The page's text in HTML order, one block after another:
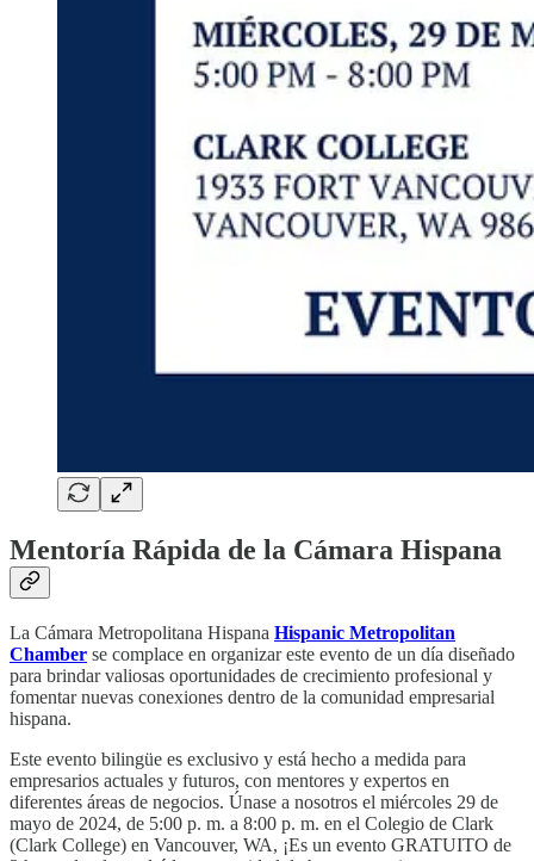
Mentoría Rápida de la Cámara Hispana
La Cámara Metropolitana Hispana Hispanic Metropolitan
Chamber se complace en organizar este evento de un día diseñado
para brindar valiosas oportunidades de crecimiento profesional y
fomentar nuevas conexiones dentro de la comunidad empresarial
hispana.
Este evento bilingüe es exclusivo y está hecho a medida para
empresarios actuales y futuros, con mentores y expertos en
diferentes áreas de negocios. Únase a nosotros el miércoles 29 de
mayo de 2024, de 5:00 p. m. a 8:00 p. m. en el Colegio de Clark
(Clark College) en Vancouver, WA, ¡Es un evento GRATUITO de